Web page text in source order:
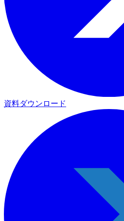
資料ダウンロード